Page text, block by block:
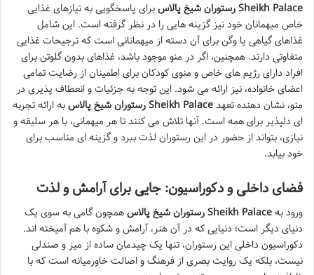
رستوران شیخ پالاس Sheikh Palace
برای پاسخگویی به نیازهای غذایی
خاص میهمانان خود نیز گزینه هایی را در نظر گرفته است. این شامل
غذاهای گیاهی یا وگن برای آن دسته از میهمانانی است که ترجیحات غذایی
متفاوتی دارند. همچنین، اگر در منو موجود باشد، غذاهای بدون گلوتن برای
افراد دارای رژیم های خاص و منوی کودکان برای اطمینان از رضایت تمامی
اعضای خانواده، نیز ارائه می شود. این توجه به جزئیات و انعطاف پذیری در
منو، نشان دهنده تعهدرستوران شیخ پالاس Sheikh Palace
به ارائه تجربه
ای دلپذیر برای همه است. آنها تلاش می کنند تا هر میهمانی، با هر سلیقه و
نیازی، بتواند از حضور در این رستوران لذت ببرد و گزینه ای مناسب برای
خود بیابد.
فضای داخلی و دکوراسیون: جایی برای آرامش و لذت
ورود بهرستوران شیخ پالاس Sheikh Palace
همچون گامی به سوی یک
دنیای دیگر است؛ دنیایی که در آن هنر، آرامش و شکوه با هم آمیخته اند.
دکوراسیون داخلی این رستوران، تنها یک چیدمان ساده از میز و صندلی
نیست، بلکه یک روایت بصری از فرهنگ و اصالت خاورمیانه است که با